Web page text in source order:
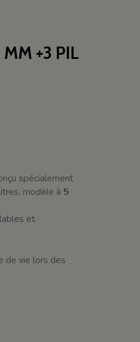
+3 PIL
spécialement
modèle à 5
et
de vie lors des